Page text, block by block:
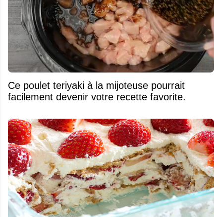
Ce poulet teriyaki à la mijoteuse pourrait
facilement devenir votre recette favorite.